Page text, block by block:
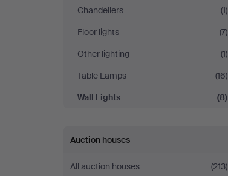
Auktionskammare
Chandeliers
(1)
Floor lights
(7)
Other lighting
(1)
Table Lamps
(16)
Wall Lights
(8)
Auction houses
All auction houses
(213)